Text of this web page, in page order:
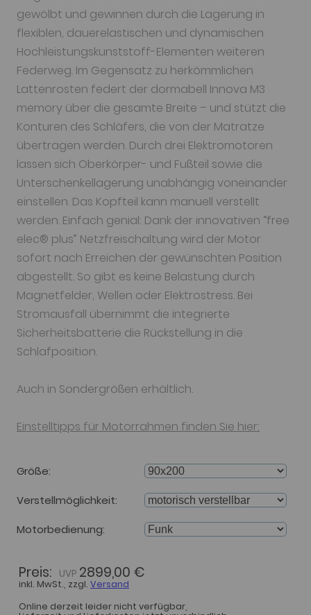
gewölbt und gewinnen durch die Lagerung in
flexiblen, dauerelastischen und dynamischen
Hochleistungskunststoff-Elementen weiteren
Federweg. Im Gegensatz zu herkömmlichen
Lattenrosten federt der dormabell Innova M3
memory über die gesamte Breite – und stützt die
Konturen des Schläfers, die von der Matratze
übertragen werden. Durch drei Elektromotoren
lassen sich Oberkörper- und Fußteil sowie die
Unterschenkellagerung unabhängig voneinander
einstellen. Das Kopfteil kann manuell verstellt
werden. Einfach genial: Dank der innovativen “free
elec® plus” Netzfreischaltung wird der Motor
sofort nach Erreichen der gewünschten Position
abgestellt. So gibt es keine Belastung durch
Magnetfelder, Wellen oder Elektrostress. Bei
Stromausfall übernimmt die integrierte
Sicherheitsbatterie die Rückstellung in die
Schlafposition.
Auch in Sondergrößen erhältlich.
Einstelltipps für Motorrahmen finden Sie hier:
Größe
Verstellmöglichkeit
Motorbedienung
Preis: 2899,00 €
inkl. MwSt., zzgl. Versand
Online derzeit leider nicht verfügbar,